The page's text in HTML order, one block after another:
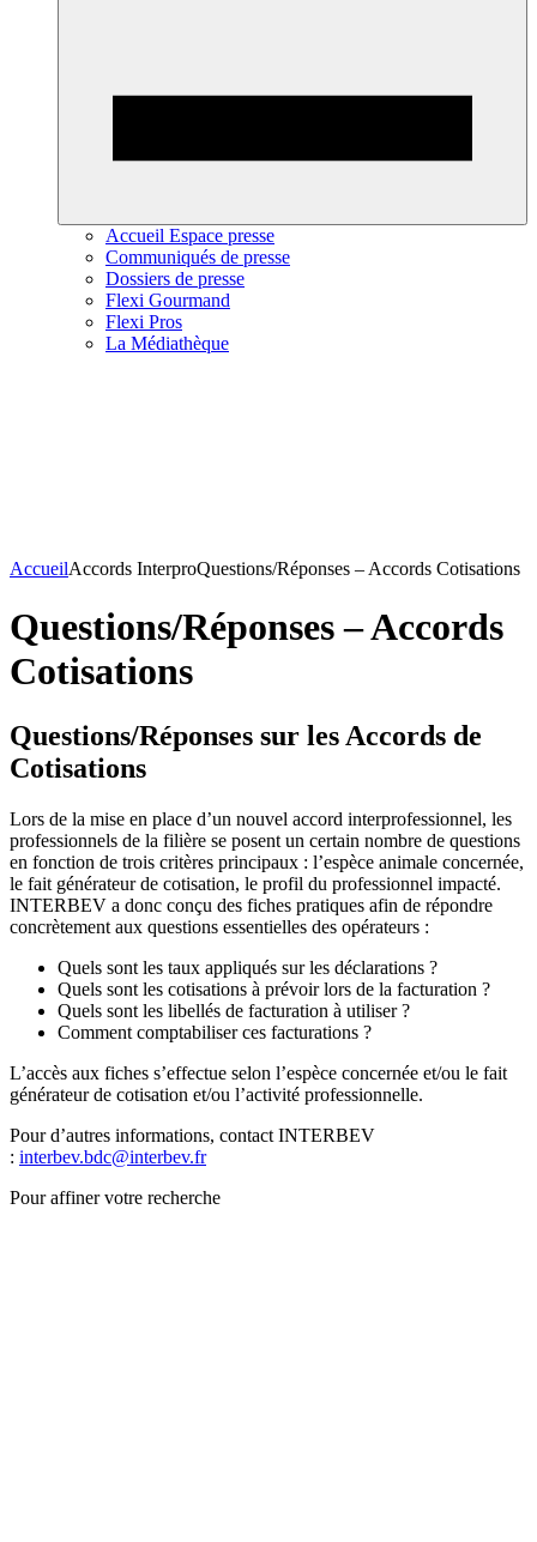
Accueil Espace presse
Communiqués de presse
Dossiers de presse
Flexi Gourmand
Flexi Pros
La Médiathèque
AccueilAccords InterproQuestions/Réponses – Accords Cotisations
Questions/Réponses – Accords
Cotisations
Questions/Réponses sur les Accords de
Cotisations
Lors de la mise en place d’un nouvel accord interprofessionnel, les
professionnels de la filière se posent un certain nombre de questions
en fonction de trois critères principaux : l’espèce animale concernée,
le fait générateur de cotisation, le profil du professionnel impacté.
INTERBEV a donc conçu des fiches pratiques afin de répondre
concrètement aux questions essentielles des opérateurs :
Quels sont les taux appliqués sur les déclarations ?
Quels sont les cotisations à prévoir lors de la facturation ?
Quels sont les libellés de facturation à utiliser ?
Comment comptabiliser ces facturations ?
L’accès aux fiches s’effectue selon l’espèce concernée et/ou le fait
générateur de cotisation et/ou l’activité professionnelle.
Pour d’autres informations, contact INTERBEV
: interbev.bdc@interbev.fr
Pour affiner votre recherche